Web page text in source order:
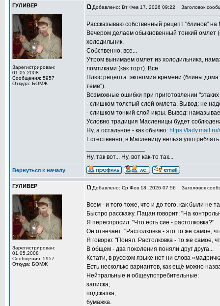
ГУЛИВЕР
Зарегистрирован:
01.05.2008
Сообщения: 5957
Откуда: БОМЖ
Добавлено: Вт Фев 17, 2026 09:22 Заголовок
Рассказываю собственный рецепт "блинов"
Вечером делаем обыкновенный тонкий омлет
холодильник.
Собственно, все...
Утром вынимаем омлет из холодильника,
ломтиками (как торт). Все.
Плюс рецепта: экономия времени (блины дома
теме").
Возможные ошибки при приготовлении
- слишком толстый слой омлета. Вывод: не
- слишком тонкий слой икры. Вывод:
Условно традиция Масленицы будет
Ну, а остальное - как обычно: https://
Естественно, в Масленицу нельзя
Ну, так вот... Ну, вот как-то так...
Вернуться к началу
ГУЛИВЕР
Зарегистрирован:
01.05.2008
Сообщения: 5957
Откуда: БОМЖ
Добавлено: Ср Фев 18, 2026 07:56 Заголовок
Всем - и того тоже, что и до того, как были не
Быстро расскажу. Пацан говорит: "На
Я переспросил: "Что есть сие - растолковка?"
Он отвечает: "Растолковка - это то же самое,
Я говорю: "Понял. Растолковка - то же самое,
В общем - два поколения поняли друг друга...
Кстати, в русском языке нет ни слова
Есть несколько вариантов, как ещё можно
Нейтральные и общеупотребительные:
записка;
подсказка;
бумажка.